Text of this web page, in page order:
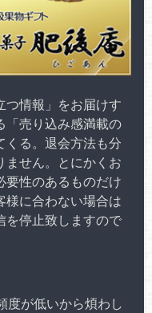
つ情報」をお届けす
「売り込み感満載の
くる。退会方法も分
ません。とにかくお
要性のあるものだけ
様に合わない場合は
を停止致しますので
が低いから煩わし